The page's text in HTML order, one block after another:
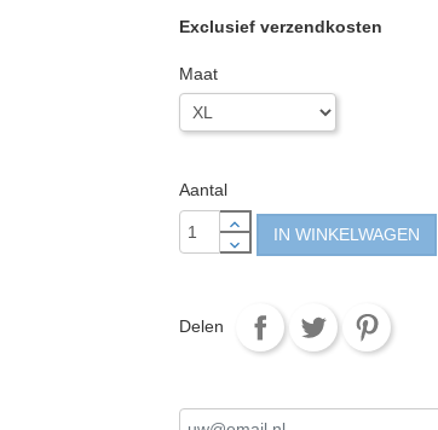
Exclusief verzendkosten
Maat
Aantal
IN WINKELWAGEN
Delen